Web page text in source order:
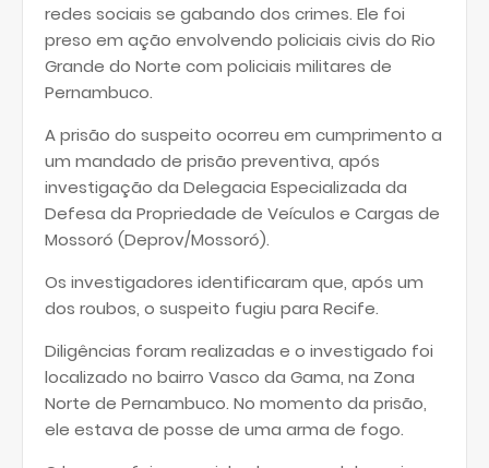
redes sociais se gabando dos crimes. Ele foi
preso em ação envolvendo policiais civis do Rio
Grande do Norte com policiais militares de
Pernambuco.
A prisão do suspeito ocorreu em cumprimento a
um mandado de prisão preventiva, após
investigação da Delegacia Especializada da
Defesa da Propriedade de Veículos e Cargas de
Mossoró (Deprov/Mossoró).
Os investigadores identificaram que, após um
dos roubos, o suspeito fugiu para Recife.
Diligências foram realizadas e o investigado foi
localizado no bairro Vasco da Gama, na Zona
Norte de Pernambuco. No momento da prisão,
ele estava de posse de uma arma de fogo.